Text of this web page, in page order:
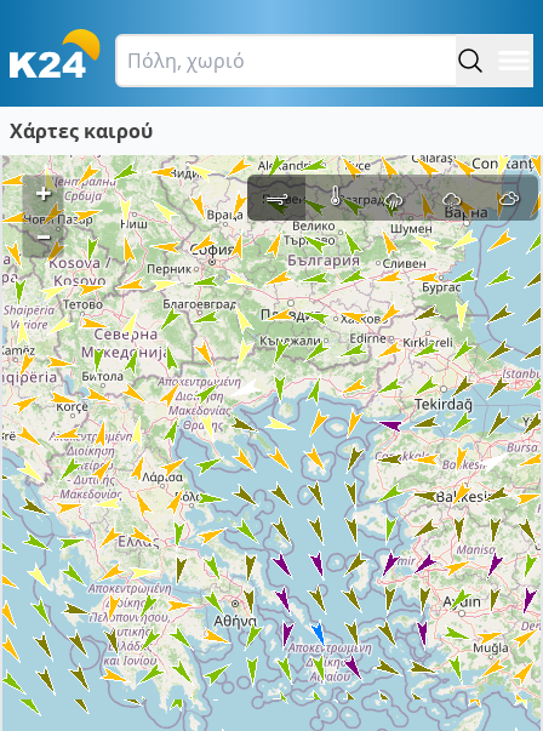
Χάρτες καιρού
+
–